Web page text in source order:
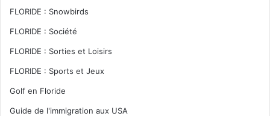
FLORIDE : Snowbirds
FLORIDE : Société
FLORIDE : Sorties et Loisirs
FLORIDE : Sports et Jeux
Golf en Floride
Guide de l'immigration aux USA